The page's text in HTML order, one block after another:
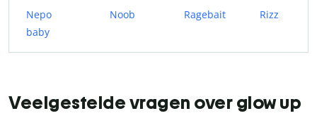
Nepo
baby
Noob Ragebait Rizz
Veelgestelde vragen over glow up